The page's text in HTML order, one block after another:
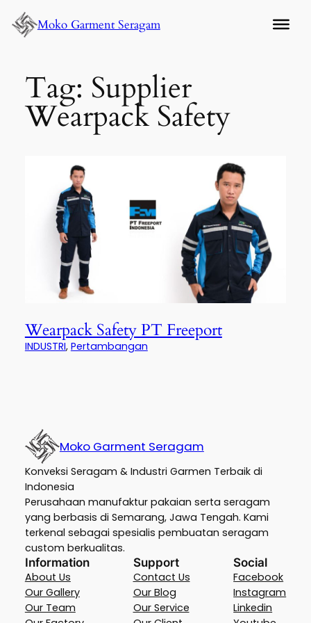
Lewati
ke
Moko Garment Seragam
Tag: Supplier
Wearpack Safety
Wearpack Safety PT Freeport
INDUSTRI, Pertambangan
Moko Garment Seragam
Konveksi Seragam & Industri Garmen Terbaik di
Indonesia
Perusahaan manufaktur pakaian serta seragam
yang berbasis di Semarang, Jawa Tengah. Kami
terkenal sebagai spesialis pembuatan seragam
custom berkualitas.
Information
About Us
Our Gallery
Our Team
Support
Contact Us
Our Blog
Our Service
Social
Facebook
Instagram
Linkedin